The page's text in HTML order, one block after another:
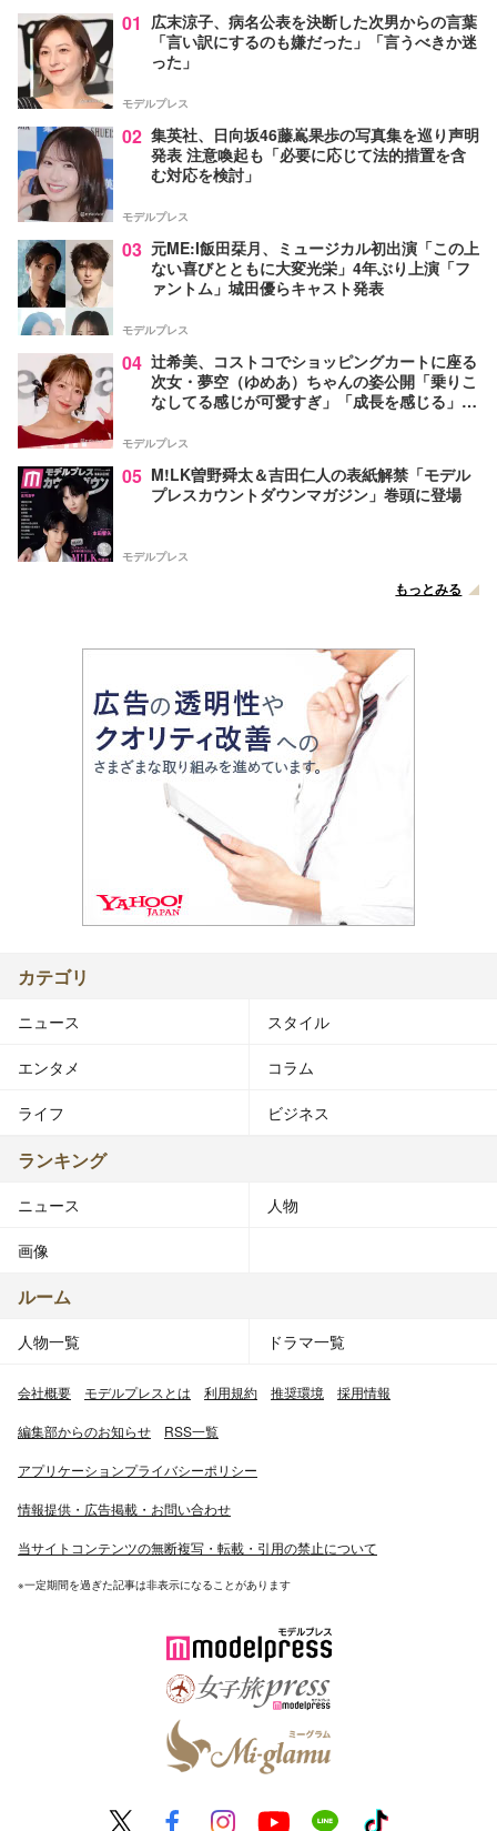
01 広末涼子、病名公表を決断した次男からの言葉
「言い訳にするのも嫌だった」「言うべきか迷
った」
モデルプレス
02 集英社、日向坂46藤嶌果歩の写真集を巡り声明
発表 注意喚起も「必要に応じて法的措置を含
む対応を検討」
モデルプレス
03 元ME:I飯田栞月、ミュージカル初出演「この上
ない喜びとともに大変光栄」4年ぶり上演「フ
ァントム」城田優らキャスト発表
モデルプレス
04 辻希美、コストコでショッピングカートに座る
次女・夢空（ゆめあ）ちゃんの姿公開「乗りこ
なしてる感じが可愛すぎ」「成長を感じる」の
モデルプレス
05 M!LK曽野舜太＆吉田仁人の表紙解禁「モデル
プレスカウントダウンマガジン」巻頭に登場
モデルプレス
もっとみる
カテゴリ
ニュース スタイル
エンタメ コラム
ライフ ビジネス
ランキング
ニュース 人物
画像
ルーム
人物一覧 ドラマ一覧
会社概要 モデルプレスとは 利用規約 推奨環境 採用情報
編集部からのお知らせ RSS一覧
アプリケーションプライバシーポリシー
情報提供・広告掲載・お問い合わせ
当サイトコンテンツの無断複写・転載・引用の禁止について
※一定期間を過ぎた記事は非表示になることがあります